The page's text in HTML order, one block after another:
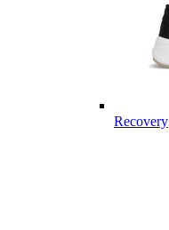
Recovery